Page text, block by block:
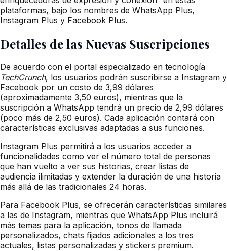
plataformas, bajo los nombres de WhatsApp Plus,
Instagram Plus y Facebook Plus.
Detalles de las Nuevas Suscripciones
De acuerdo con el portal especializado en tecnología
TechCrunch, los usuarios podrán suscribirse a Instagram y
Facebook por un costo de 3,99 dólares
(aproximadamente 3,50 euros), mientras que la
suscripción a WhatsApp tendrá un precio de 2,99 dólares
(poco más de 2,50 euros). Cada aplicación contará con
características exclusivas adaptadas a sus funciones.
Instagram Plus permitirá a los usuarios acceder a
funcionalidades como ver el número total de personas
que han vuelto a ver sus historias, crear listas de
audiencia ilimitadas y extender la duración de una historia
más allá de las tradicionales 24 horas.
Para Facebook Plus, se ofrecerán características similares
a las de Instagram, mientras que WhatsApp Plus incluirá
más temas para la aplicación, tonos de llamada
personalizados, chats fijados adicionales a los tres
actuales, listas personalizadas y stickers premium.